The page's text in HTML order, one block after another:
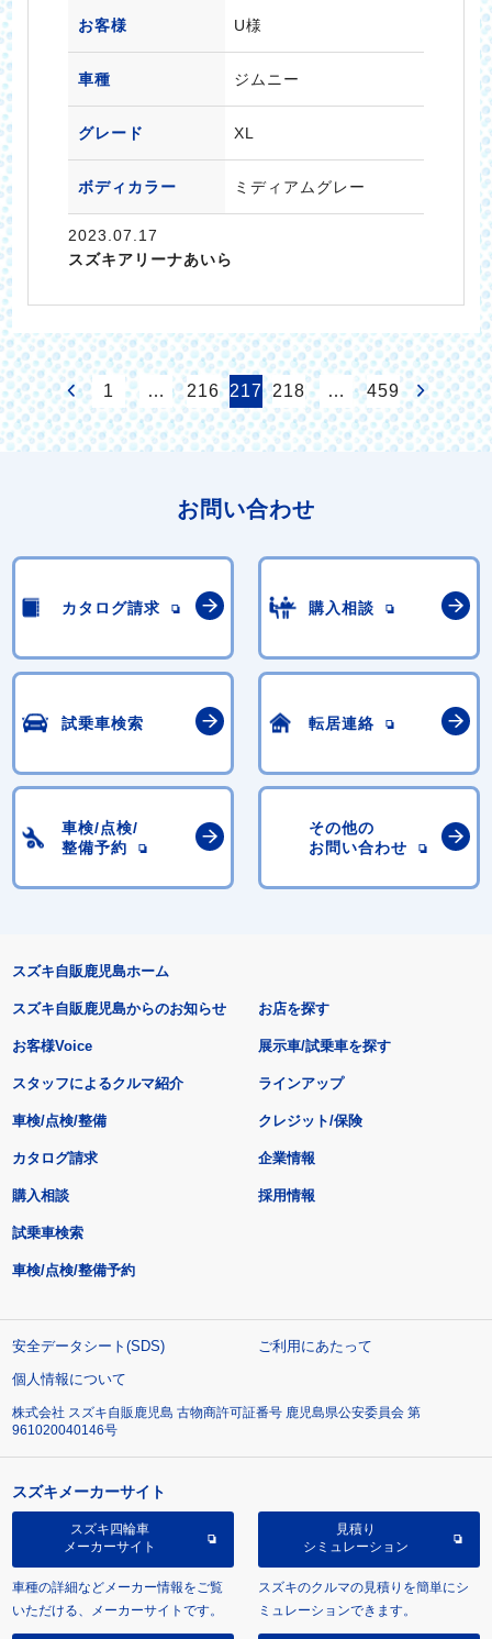
お客様 U様
車種 ジムニー
グレード XL
ボディカラー ミディアムグレー
2023.07.17
スズキアリーナあいら
1 … 216 217 218 … 459
お問い合わせ
カタログ請求 購入相談
試乗車検索 転居連絡
車検/点検/
整備予約
その他の
お問い合わせ
スズキ自販鹿児島ホーム
スズキ自販鹿児島からのお知らせ
お客様Voice
スタッフによるクルマ紹介
お店を探す
展示車/試乗車を探す
ラインアップ
車検/点検/整備 クレジット/保険
カタログ請求
購入相談
試乗車検索
車検/点検/整備予約
企業情報
採用情報
安全データシート(SDS)
ご利用にあたって
個人情報について
株式会社 スズキ自販鹿児島 古物商許可証番号 鹿児島県公安委員会 第
961020040146号
スズキメーカーサイト
スズキ四輪車
メーカーサイト
車種の詳細などメーカー情報をご覧
いただける、メーカーサイトです。
見積り
シミュレーション
スズキのクルマの見積りを簡単にシ
ミュレーションできます。